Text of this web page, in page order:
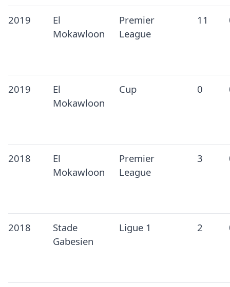
2019
El
Mokawloon
Premier
League
11
2019
El
Mokawloon
Cup 0
2018
El
Mokawloon
Premier
League
3
2018
Stade
Gabesien
Ligue 1 2